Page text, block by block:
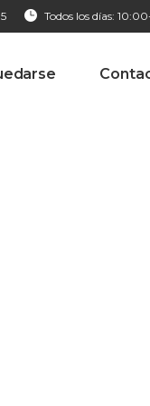
Todos los días: